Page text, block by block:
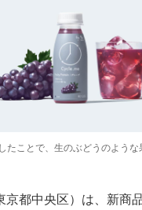
たことで、生のぶどうのような
都中央区）は、新商